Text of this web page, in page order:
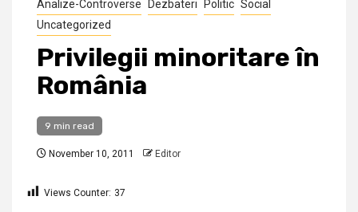
Analize-Controverse Dezbateri Politic Social
Uncategorized
Privilegii minoritare în
România
9 min read
November 10, 2011 Editor
Views Counter: 37